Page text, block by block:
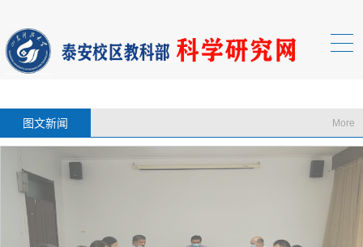
图文新闻 More